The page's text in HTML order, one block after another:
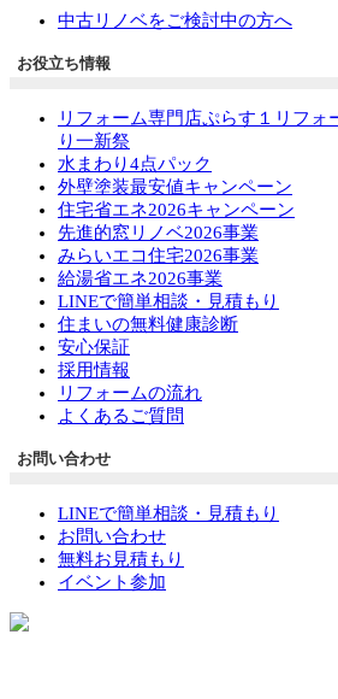
中古リノベをご検討中の方へ
お役立ち情報
リフォーム専門店ぷらす１リフォ
り一新祭
水まわり4点パック
外壁塗装最安値キャンペーン
住宅省エネ2026キャンペーン
先進的窓リノベ2026事業
みらいエコ住宅2026事業
給湯省エネ2026事業
LINEで簡単相談・見積もり
住まいの無料健康診断
安心保証
採用情報
リフォームの流れ
よくあるご質問
お問い合わせ
LINEで簡単相談・見積もり
お問い合わせ
無料お見積もり
イベント参加